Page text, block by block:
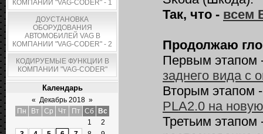
КОМПАНИИ "VAG-CODER" - 1
ДОУСТАНОВКА
ОБОРУДОВАНИЯ
АВТОМОБИЛЕЙ VAG В
КОМПАНИИ "VAG-CODER" - 2
КОДИРУЕМЫЕ ФУНКЦИИ В
КОМПАНИИ "VAG-CODER"
Календарь
« Декабрь 2018 »
Пн
Вт Ср Чт Пт Сб
Вс
1
2
Так, что - всем
Продолжаю
Первым этапом
заднего вида с
Вторым этапом
PLA2.0 на
Третьим этапом